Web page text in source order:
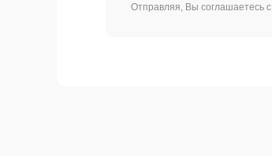
Отправляя, Вы соглашаетесь с